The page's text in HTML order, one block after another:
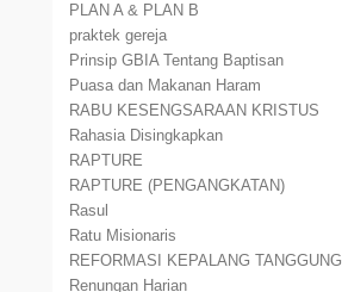
PLAN A & PLAN B
praktek gereja
Prinsip GBIA Tentang Baptisan
Puasa dan Makanan Haram
RABU KESENGSARAAN KRISTUS
Rahasia Disingkapkan
RAPTURE
RAPTURE (PENGANGKATAN)
Rasul
Ratu Misionaris
REFORMASI KEPALANG TANGGUNG
Renungan Harian